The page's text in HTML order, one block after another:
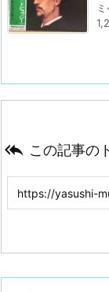
 この記事の